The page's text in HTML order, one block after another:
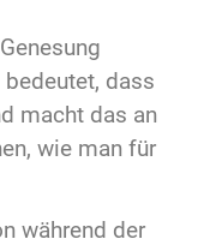
dass
macht das an
wie man für
während der